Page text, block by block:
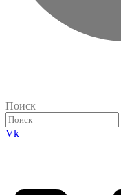
Поиск
Vk